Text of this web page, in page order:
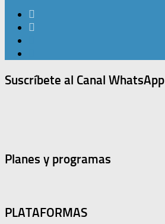
Suscríbete al Canal WhatsApp
Planes y programas
PLATAFORMAS